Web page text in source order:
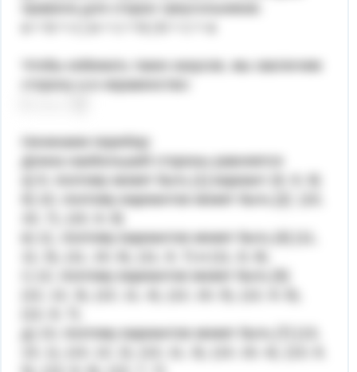
Начинаем перебор:
Длина наибольшей стороны равняется
в) 11, поэтому вариантов может быть [4] (11,
д) 13, поэтому вариантов может быть [7] (13,